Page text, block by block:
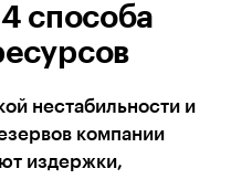
способа
нестабильности и
компании
издержки,